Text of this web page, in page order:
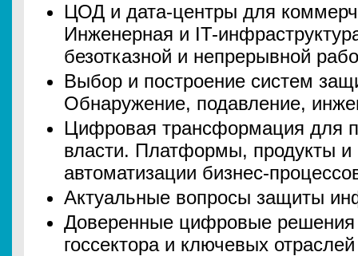
ЦОД и дата-центры для
Инженерная и IT-
безотказной и непрерывной
Выбор и построение систем
Обнаружение, подавление,
Цифровая трансформация для
власти. Платформы, продукты и
автоматизации бизнес-
Актуальные вопросы защиты
Доверенные цифровые
госсектора и ключевых отраслей